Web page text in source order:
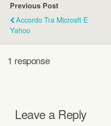
Previous Post
Accordo Tra Microsft E
Yahoo
1 response
Leave a Reply